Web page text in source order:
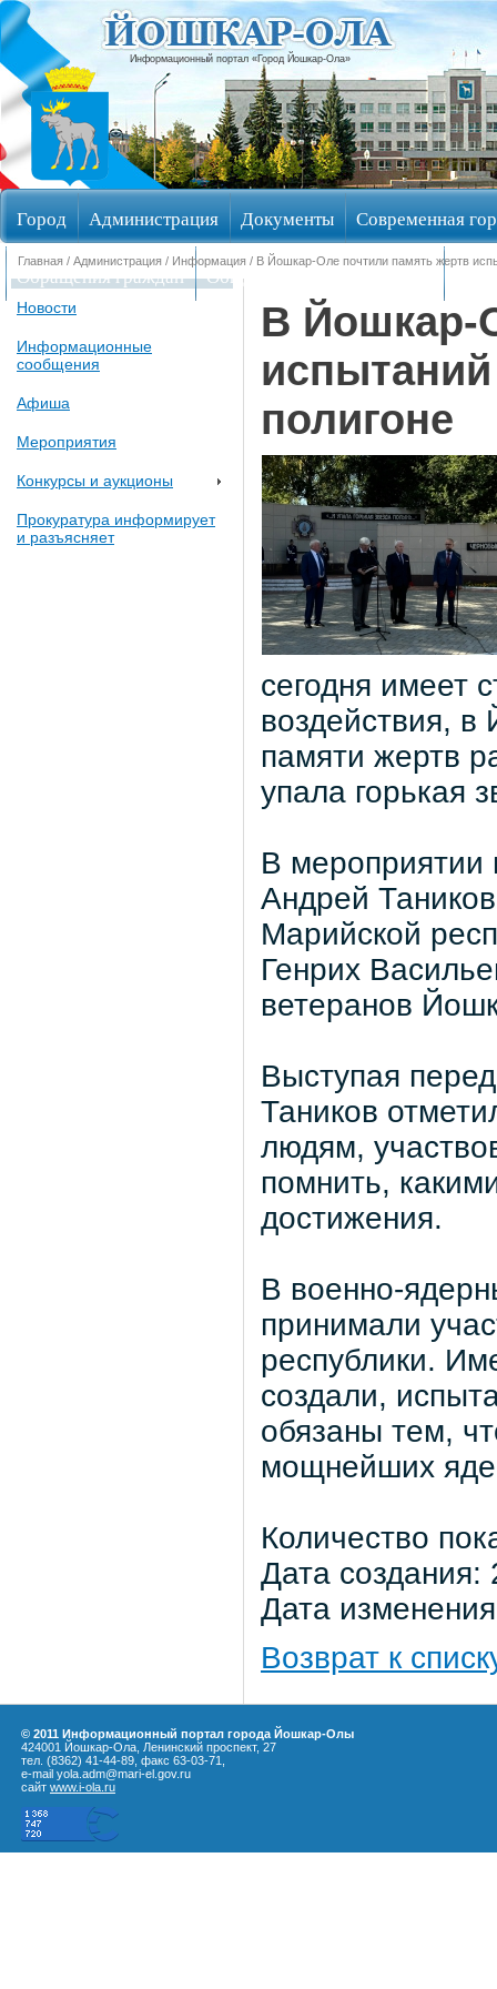
Информационный портал «Город Йошкар-Ола»
Город Администрация Документы Современная
Обращения граждан Общественные обсуждения
Главная / Администрация / Информация / В Йошкар-Оле почтили память жертв
Новости
Информационные
сообщения
Афиша
Мероприятия
Конкурсы и аукционы
Прокуратура информирует
и разъясняет
В Йошкар-
полигоне
сегодня имеет
воздействия,
памяти жертв
упала горькая
В мероприятии
Андрей
Марийской
Генрих
ветеранов
Выступая
Таников
людям,
помнить,
достижения.
В военно-
принимали
республики.
создали,
обязаны тем,
мощнейших
Количество
Дата
Дата
Возврат к
© 2011 Информационный портал города Йошкар-Олы
424001 Йошкар-Ола, Ленинский проспект, 27
тел. (8362) 41-44-89, факс 63-03-71,
e-mail yola.adm@mari-el.gov.ru
сайт www.i-ola.ru